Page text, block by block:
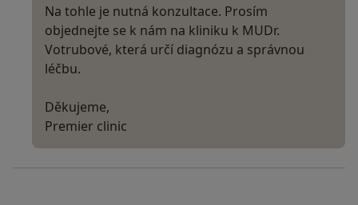
Na tohle je nutná konzultace. Prosím
objednejte se k nám na kliniku k MUDr.
Votrubové, která určí diagnózu a správnou
léčbu.
Děkujeme,
Premier clinic